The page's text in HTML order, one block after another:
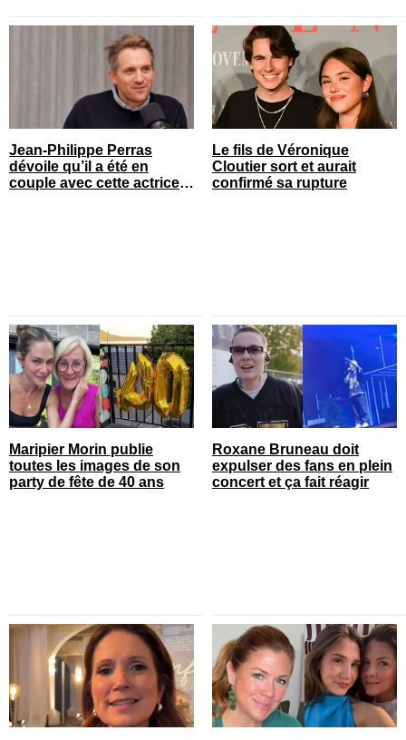
Jean-Philippe Perras
dévoile qu’il a été en
couple avec cette actrice
Le fils de Véronique
Cloutier sort et aurait
confirmé sa rupture
Maripier Morin publie
toutes les images de son
party de fête de 40 ans
Roxane Bruneau doit
expulser des fans en plein
concert et ça fait réagir